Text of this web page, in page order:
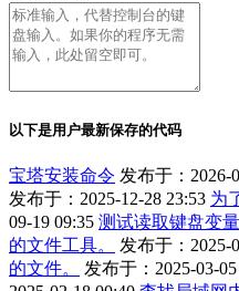
以下是用户最新保存的代码
宝塔安装命令 发布于：2026-
发布于：2025-12-28 23:53 为
09-19 09:35 测试读取键盘变量
的文件工具。
发布于：2025-
的文件。
发布于：2025-03-